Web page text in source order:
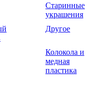
Старинные
украшения
Другое
Колокола и
медная
пластика